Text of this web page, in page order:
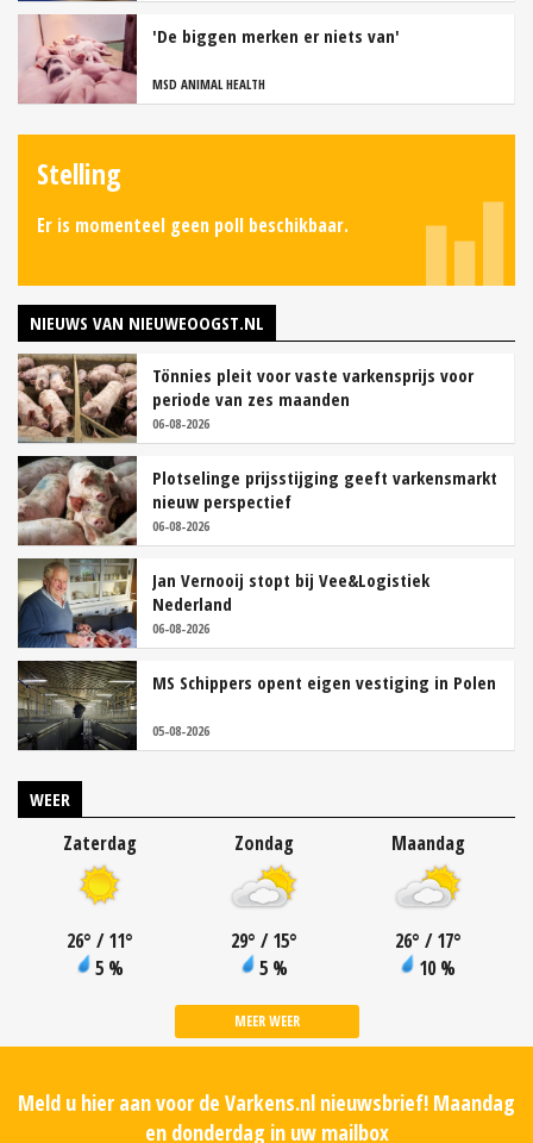
'De biggen merken er niets van'
MSD ANIMAL HEALTH
Stelling
Er is momenteel geen poll beschikbaar.
NIEUWS VAN NIEUWEOOGST.NL
Tönnies pleit voor vaste varkensprijs voor
periode van zes maanden
06-08-2026
Plotselinge prijsstijging geeft varkensmarkt
nieuw perspectief
06-08-2026
Jan Vernooij stopt bij Vee&Logistiek
Nederland
06-08-2026
MS Schippers opent eigen vestiging in Polen
05-08-2026
WEER
Zaterdag
26° / 11°
5 %
Zondag
29° / 15°
5 %
Maandag
26° / 17°
10 %
MEER WEER
Meld u hier aan voor de Varkens.nl nieuwsbrief! Maandag
en donderdag in uw mailbox